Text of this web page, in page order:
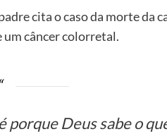
cita o caso da morte da
um câncer colorretal.
porque Deus sabe o